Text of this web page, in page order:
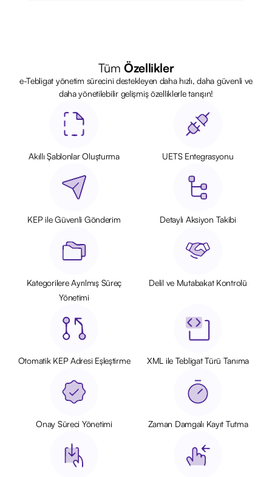
TümÖzellikler
e-Tebligat yönetim sürecini destekleyen daha hızlı, daha güvenli ve
daha yönetilebilir gelişmiş özelliklerle tanışın!
Akıllı Şablonlar Oluşturma UETS Entegrasyonu
KEP ile Güvenli Gönderim Detaylı Aksiyon Takibi
Kategorilere Ayrılmış Süreç
Yönetimi
Delil ve Mutabakat Kontrolü
Otomatik KEP Adresi Eşleştirme XML ile Tebligat Türü Tanıma
Onay Süreci Yönetimi Zaman Damgalı Kayıt Tutma